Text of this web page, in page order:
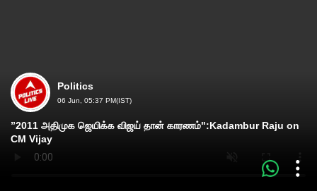
Politics
06 Jun, 05:37 PM(IST)
”2011 அதிமுக ஜெயிக்க விஜய் தான் காரணம்":Kadambur Raju on
CM Vijay